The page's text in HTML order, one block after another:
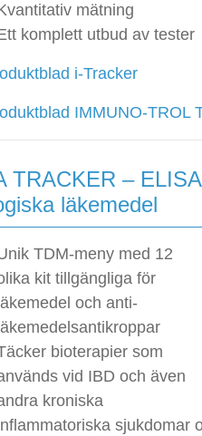
mätning
komplett utbud av tester
i-Tracker
IMMUNO-TROL
TRACKER –
läkemedel
TDM-meny med 12
kit tillgängliga för
läkemedel och anti-
läkemedelsantikroppar
bioterapier som
vid IBD och även
kroniska
sjukdomar